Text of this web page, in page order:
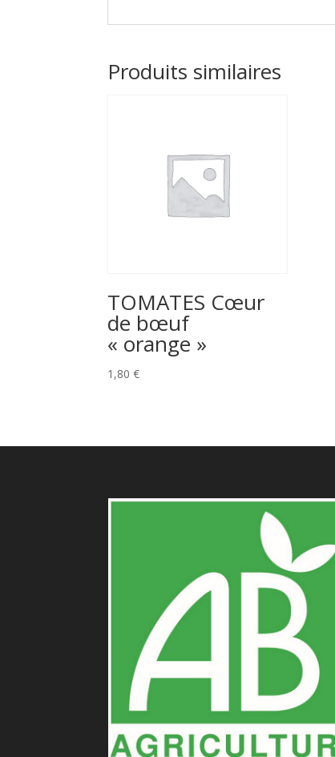
Produits similaires
TOMATES Cœur
de bœuf
« orange »
1,80€